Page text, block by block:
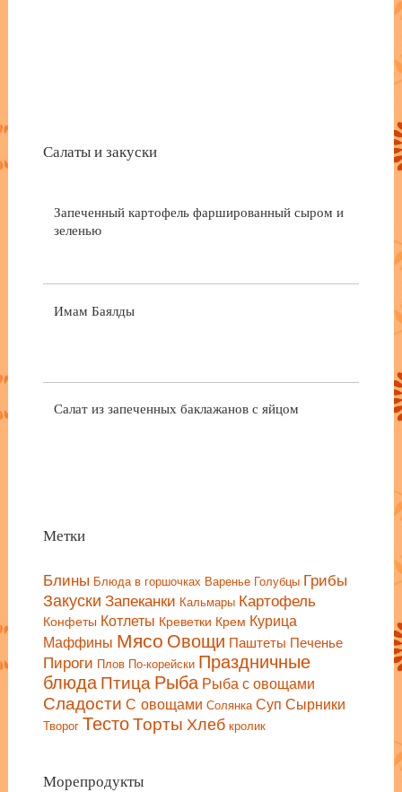
Салаты и закуски
Запеченный картофель фаршированный сыром и
зеленью
Имам Баялды
Салат из запеченных баклажанов с яйцом
Метки
Блины Блюда в горшочках Варенье Голубцы Грибы
Закуски Запеканки Кальмары Картофель
Конфеты Котлеты Креветки Крем Курица
Маффины Мясо Овощи Паштеты Печенье
Пироги Плов По-корейски Праздничные
блюдаПтица Рыба Рыба с овощами
Сладости С овощами Солянка Суп Сырники
Творог ТестоТорты Хлеб кролик
Морепродукты